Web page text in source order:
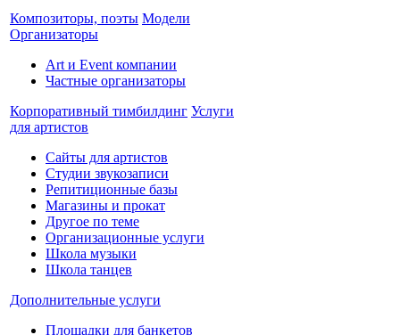
Композиторы, поэты Модели
Организаторы
Art и Event компании
Частные организаторы
Корпоративный тимбилдинг Услуги
для артистов
Сайты для артистов
Студии звукозаписи
Репитиционные базы
Магазины и прокат
Другое по теме
Организационные услуги
Школа музыки
Школа танцев
Дополнительные услуги
Площадки для банкетов